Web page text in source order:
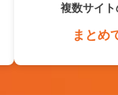
複数サイ
まとめ